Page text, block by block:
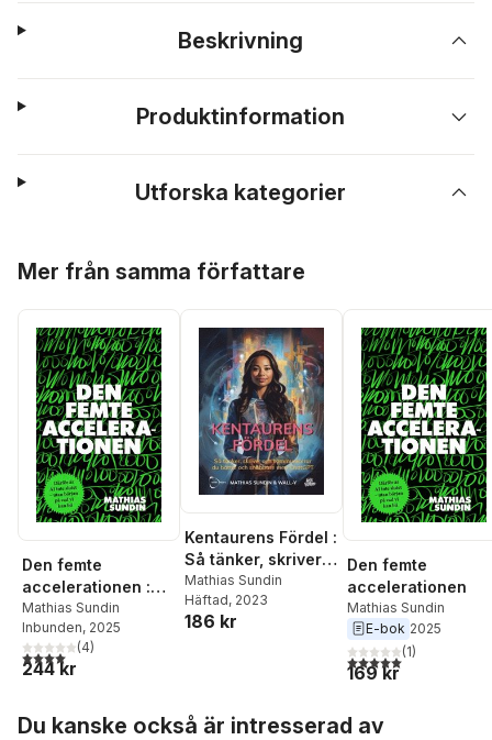
Beskrivning
Produktinformation
Utforska kategorier
Mer från samma författare
Den femte
accelerationen :
därför är AI inte
slutet - utan början
på vad vi kan bli
Mathias Sundin
Inbunden, 2025
4,0utav 5 stjärnor. Totalt antal röster:
(4)
244 kr
Kentaurens Fördel :
Så tänker, skriver
och kommunicerar
du bättre och
snabbare med
Mathias Sundin
Häftad, 2023
186 kr
Den femte
accelerationen
Mathias Sundin
E-bok 2025
5,0utav 5 stjärnor.
(1)
169 kr
Du kanske också är intresserad av